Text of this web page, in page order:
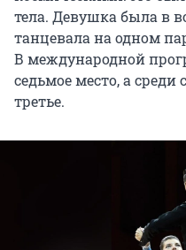
тела. Девушка была в
танцевала на одном
В международной
седьмое место, а среди
третье.